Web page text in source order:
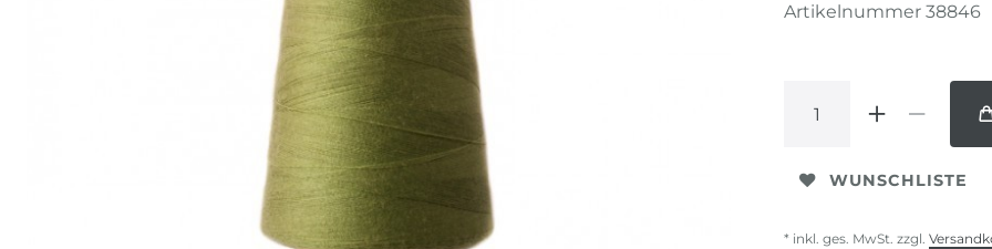
Artikelnummer 38846
WUNSCHLISTE
* inkl. ges. MwSt. zzgl.